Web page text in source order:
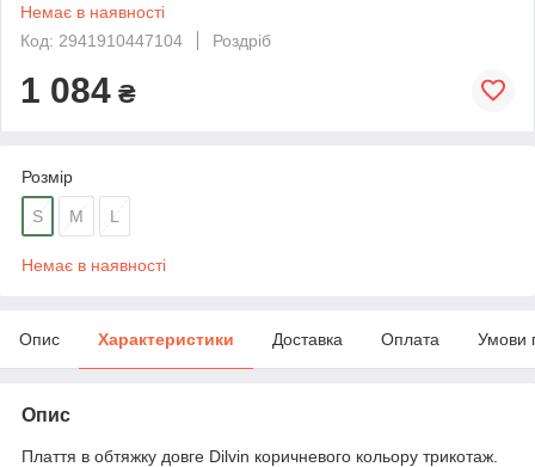
Немає в наявності
Код: 2941910447104
Роздріб
1 084 ₴
Розмір
S M L
Немає в наявності
Опис Характеристики Доставка Оплата Умови
Опис
Плаття в обтяжку довге Dilvin коричневого кольору трикотаж.